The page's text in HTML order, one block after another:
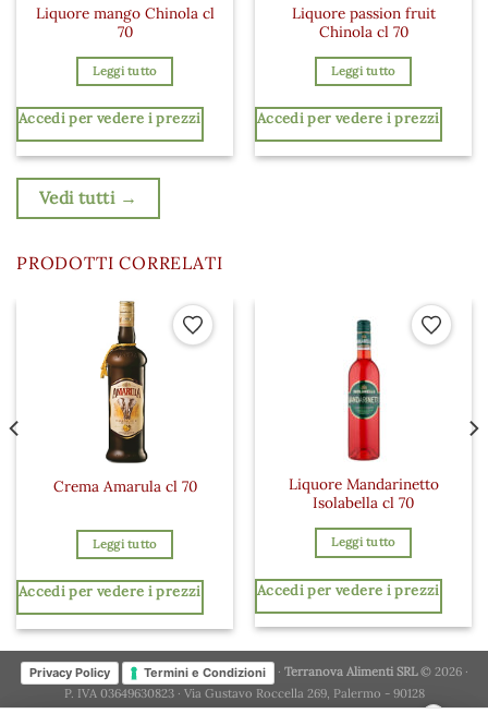
Liquore mango Chinola cl
70
Leggi tutto
Accedi per vedere i prezzi
Liquore passion fruit
Chinola cl 70
Leggi tutto
Accedi per vedere i prezzi
Vedi tutti →
PRODOTTI CORRELATI
Aggiungi ai preferiti
Crema Amarula cl 70
Leggi tutto
Accedi per vedere i prezzi
Liquore Mandarinetto
Isolabella cl 70
Leggi tutto
Accedi per vedere i prezzi
Privacy Policy Termini e Condizioni · Terranova Alimenti SRL© 2026 ·
P. IVA 03649630823 · Via Gustavo Roccella 269, Palermo - 90128